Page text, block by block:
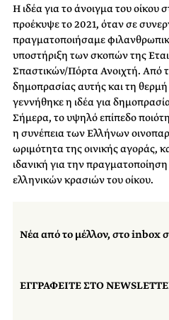
Η ιδέα για το άνοιγμα του οίκου
προέκυψε το 2021, όταν σε
πραγματοποιήσαμε
υποστήριξη των σκοπών της
Σπαστικών/Πόρτα Ανοιχτή. Από
δημοπρασίας αυτής και τη
γεννήθηκε η ιδέα για
Σήμερα, το υψηλό επίπεδο
η συνέπεια των Ελλήνων
ωριμότητα της οινικής αγοράς,
ιδανική για την
ελληνικών κρασιών του οίκου.
Νέα από το μέλλον, στο inbox
ΕΓΓΡΑΦΕΙΤΕ ΣΤΟ